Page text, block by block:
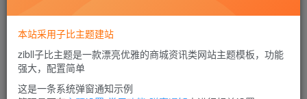
软件不仅支持电子书阅读，还支持电子书制作,还可编辑电子
书，可以制作exe和epub格式的电子书。
本站采用子比主题建站
zibll子比主题是一款漂亮优雅的商城资讯类网站主题模板，功能
强大，配置简单
这是一条系统弹窗通知示例